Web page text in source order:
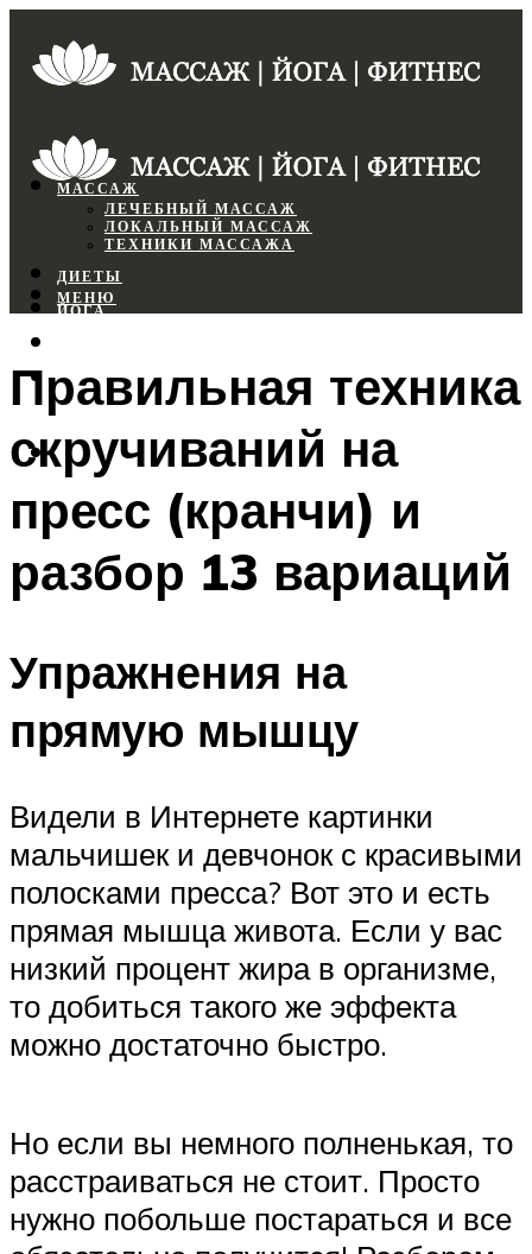
МАССАЖ
ЛЕЧЕБНЫЙ МАССАЖ
ЛОКАЛЬНЫЙ МАССАЖ
ТЕХНИКИ МАССАЖА
ДИЕТЫ
ЙОГА
ФИТНЕС
МЕНЮ
МЕНЮ
Правильная техника
скручиваний на
пресс (кранчи) и
разбор 13 вариаций
Упражнения на
прямую мышцу
Видели в Интернете картинки
мальчишек и девчонок с красивыми
полосками пресса? Вот это и есть
прямая мышца живота. Если у вас
низкий процент жира в организме,
то добиться такого же эффекта
можно достаточно быстро.
Но если вы немного полненькая, то
расстраиваться не стоит. Просто
нужно побольше постараться и все